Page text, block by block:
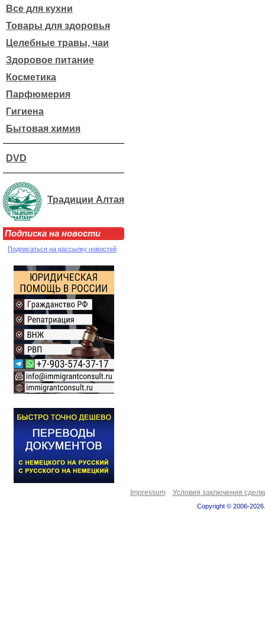
Все для кухни
Товары для здоровья
Целебные травы, чаи
Здоровое питание
Косметика
Парфюмерия
Гигиена
Бытовая химия
DVD
Традиции Алтая
Подписка на новости
Подписаться на рассылку новостей
Impressum Условия заключения
Copyright © 2006-